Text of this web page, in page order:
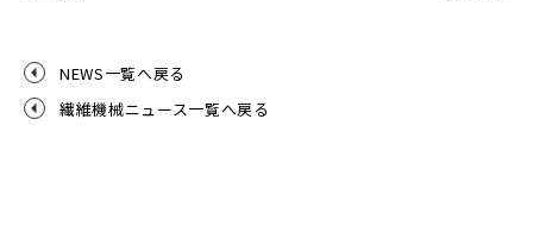
NEWS一覧へ戻る
繊維機械ニュース一覧へ戻る